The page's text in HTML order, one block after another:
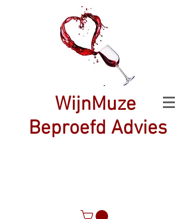
WijnMuze
Beproefd Advies